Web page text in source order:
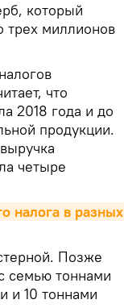
который
трех миллионов
что
2018 года и до
продукции.
четыре
налога в разных
Позже
семью тоннами
и 10 тоннами